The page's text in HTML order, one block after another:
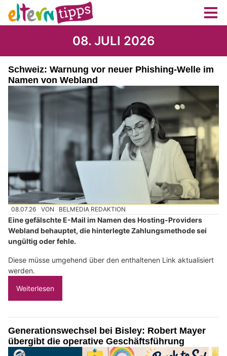
08. JULI 2026
Schweiz: Warnung vor neuer Phishing-Welle im
Namen von Webland
08.07.26 VON BELMEDIA REDAKTION
Eine gefälschte E-Mail im Namen des Hosting-Providers
Webland behauptet, die hinterlegte Zahlungsmethode sei
ungültig oder fehle.
Diese müsse umgehend über den enthaltenen Link aktualisiert
werden.
Weiterlesen
Generationswechsel bei Bisley: Robert Mayer
übergibt die operative Geschäftsführung